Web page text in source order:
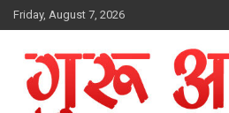
Skip
to
Friday, August 7, 2026